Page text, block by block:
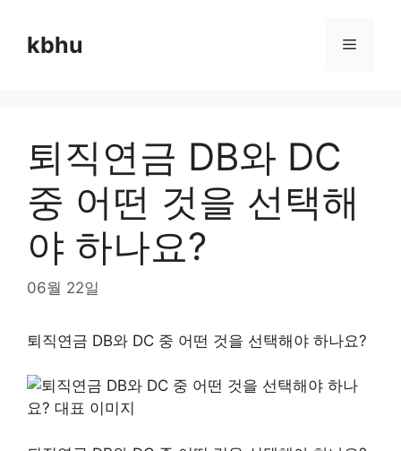
contentkbhu Menu
퇴직연금 DB와 DC
중 어떤 것을 선택해
야 하나요?
06월 22일
퇴직연금 DB와 DC 중 어떤 것을 선택해야 하나요?